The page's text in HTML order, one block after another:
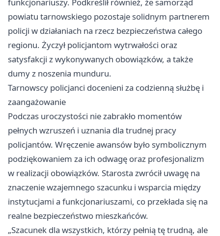
powiatu tarnowskiego pozostaje solidnym partnerem
policji w działaniach na rzecz bezpieczeństwa całego
regionu. Życzył policjantom wytrwałości oraz
satysfakcji z wykonywanych obowiązków, a także
dumy z noszenia munduru.
Tarnowscy policjanci docenieni za codzienną służbę i
zaangażowanie
Podczas uroczystości nie zabrakło momentów
pełnych wzruszeń i uznania dla trudnej pracy
policjantów. Wręczenie awansów było symbolicznym
podziękowaniem za ich odwagę oraz profesjonalizm
w realizacji obowiązków. Starosta zwrócił uwagę na
znaczenie wzajemnego szacunku i wsparcia między
instytucjami a funkcjonariuszami, co przekłada się na
realne bezpieczeństwo mieszkańców.
„Szacunek dla wszystkich, którzy pełnią tę trudną, ale